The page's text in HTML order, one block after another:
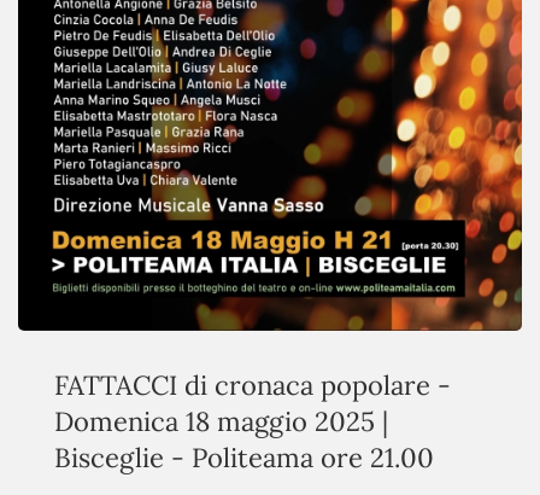
FATTACCI di cronaca popolare -
Domenica 18 maggio 2025 |
Bisceglie - Politeama ore 21.00